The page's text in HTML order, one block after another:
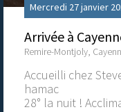
Mercredi 27 janvier
Arrivée à
Remire-Montjoly,
Accueilli chez
hamac
28° la nuit !